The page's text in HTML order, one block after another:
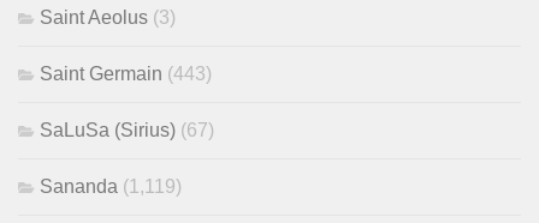
Saint Aeolus (3)
Saint Germain (443)
SaLuSa (Sirius) (67)
Sananda (1,119)